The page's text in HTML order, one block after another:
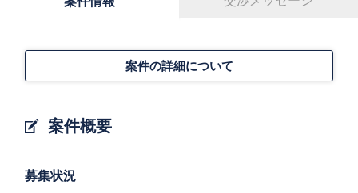
案件概要
案件の詳細について
募集状況